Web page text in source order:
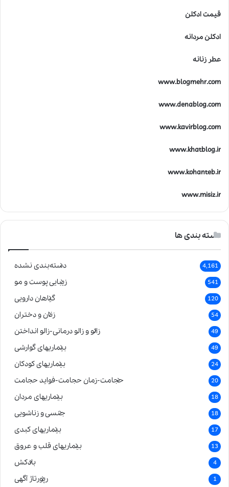
قیمت ادکلن
ادکلن مردانه
عطر زنانه
www.blogmehr.com
www.denablog.com
www.kavirblog.com
www.khatblog.ir
www.kohanteb.ir
www.misiz.ir
دسته بندی ها
دسته‌بندی نشده 4,161
زیبایی پوست و مو 541
گیاهان دارویی 120
زنان و دختران 54
زالو و زالو درمانی-زالو انداختن 49
بیماریهای گوارشی 49
بیماریهای کودکان 24
حجامت-زمان حجامت-فواید حجامت 20
بیماریهای مردان 18
جنسی و زناشویی 18
بیماریهای کبدی 17
بیماریهای قلب و عروق 13
بادکش 4
رپورتاژ آگهی 1